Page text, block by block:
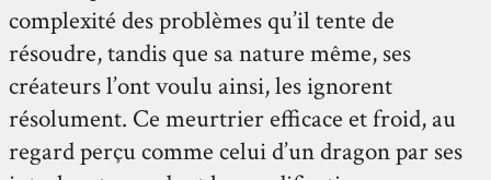
complexité des problèmes qu’il tente de
résoudre, tandis que sa nature même, ses
créateurs l’ont voulu ainsi, les ignorent
résolument. Ce meurtrier efficace et froid, au
regard perçu comme celui d’un dragon par ses